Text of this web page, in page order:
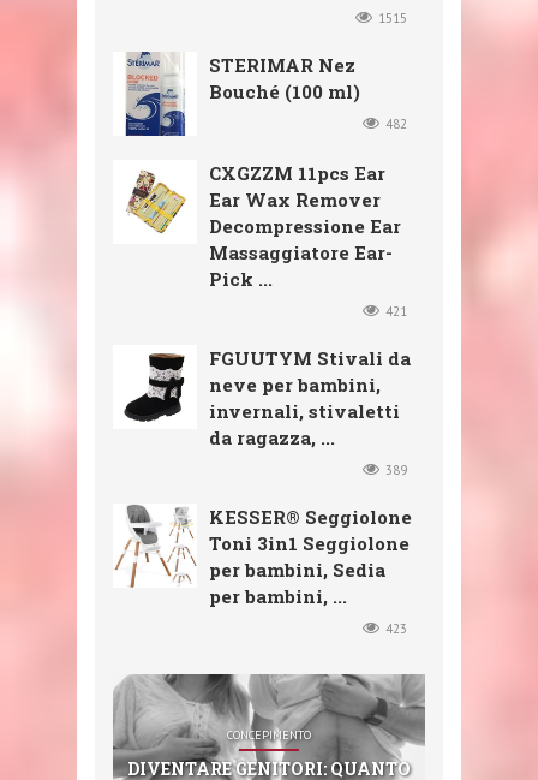
1515
STERIMAR Nez
Bouché (100 ml)
482
CXGZZM 11pcs Ear
Ear Wax Remover
Decompressione Ear
Massaggiatore Ear-
Pick ...
421
FGUUTYM Stivali da
neve per bambini,
invernali, stivaletti
da ragazza, ...
389
KESSER® Seggiolone
Toni 3in1 Seggiolone
per bambini, Sedia
per bambini, ...
423
CONCEPIMENTO
DIVENTARE GENITORI: QUANTO
SHOP
SHOP
CXGZZM 11PCS EAR EAR WAX
SHOP
FGUUTYM STIVALI DA NEVE
SHOP
KESSER® SEGGIOLONE TONI